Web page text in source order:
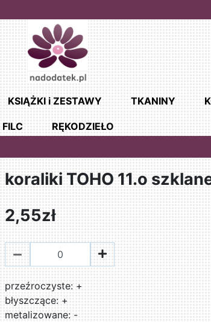
KSIĄŻKI i ZESTAWY TKANINY
FILC
RĘKODZIEŁO
koraliki TOHO 11.o
2,55zł
przeźroczyste: +
błyszczące: +
metalizowane: -